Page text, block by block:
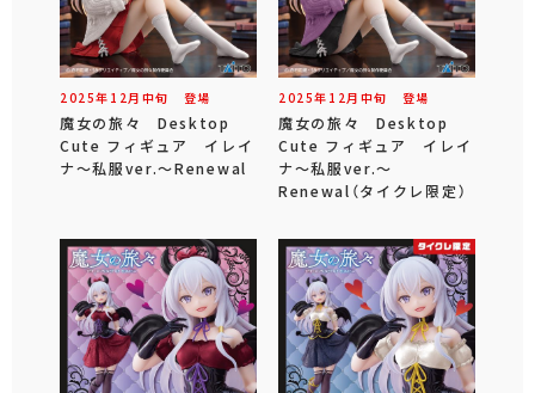
2025年 12 月 中旬 登場
魔女の旅々 Desktop
Cute フィギュア イレイ
ナ～私服ver.～Renewal
2025年 12 月 中旬 登場
魔女の旅々 Desktop
Cute フィギュア イレイ
ナ～私服ver.～
Renewal（タイクレ限定）